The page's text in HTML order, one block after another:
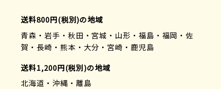
送料800円(税別)の地域
青森・岩手・秋田・宮城・山形・福島・福岡・佐
賀・長崎・熊本・大分・宮崎・鹿児島
送料1,200円(税別)の地域
北海道・沖縄・離島